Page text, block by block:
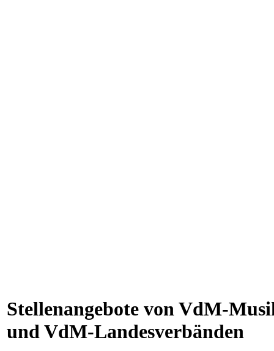
Stellenangebote von VdM-
und VdM-Landesverbänden